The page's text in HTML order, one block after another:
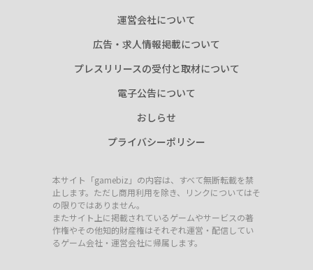
運営会社について
広告・求人情報掲載について
プレスリリースの受付と取材について
電子公告について
おしらせ
プライバシーポリシー
本サイト「gamebiz」の内容は、すべて無断転載を禁
止します。ただし商用利用を除き、リンクについてはそ
の限りではありません。
またサイト上に掲載されているゲームやサービスの著
作権やその他知的財産権はそれぞれ運営・配信してい
るゲーム会社・運営会社に帰属します。